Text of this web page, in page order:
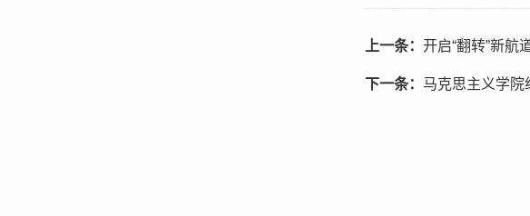
上一条： 开启“翻转”新航
下一条： 马克思主义学院